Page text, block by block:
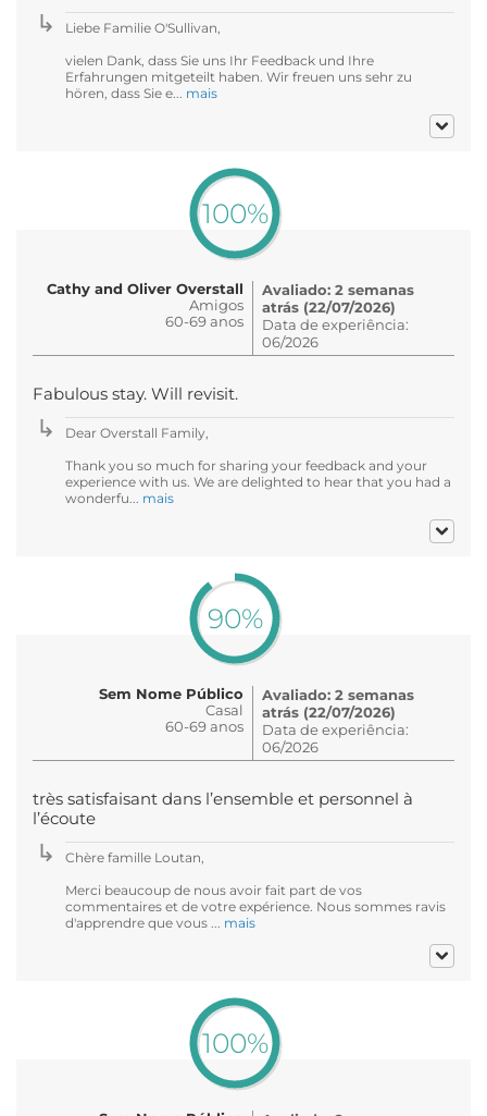
Liebe Familie O'Sullivan,
vielen Dank, dass Sie uns Ihr Feedback und Ihre
Erfahrungen mitgeteilt haben. Wir freuen uns sehr zu
hören, dass Sie e... mais
100%
Cathy and Oliver Overstall
Amigos
60-69 anos
Avaliado: 2 semanas
atrás (22/07/2026)
Data de experiência:
06/2026
Fabulous stay. Will revisit.
Dear Overstall Family,
Thank you so much for sharing your feedback and your
experience with us. We are delighted to hear that you had a
wonderfu... mais
90%
Sem Nome Público
Casal
60-69 anos
Avaliado: 2 semanas
atrás (22/07/2026)
Data de experiência:
06/2026
très satisfaisant dans l’ensemble et personnel à
l’écoute
Chère famille Loutan,
Merci beaucoup de nous avoir fait part de vos
commentaires et de votre expérience. Nous sommes ravis
d'apprendre que vous ... mais
100%